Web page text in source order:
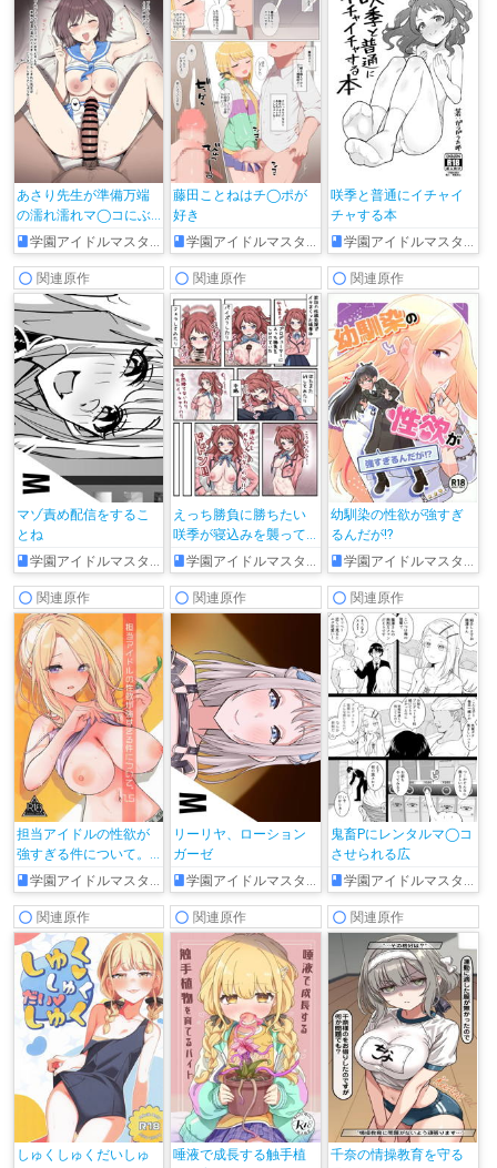
あさり先生が準備万端
の濡れ濡れマ◯コにぶ
ち込まれて絶頂しちゃ
う♡
学園アイドルマスター
藤田ことねはチ◯ポが
好き
学園アイドルマスター
咲季と普通にイチャイ
チャする本
学園アイドルマスター
関連原作
マゾ責め配信をするこ
とね
学園アイドルマスター
関連原作
えっち勝負に勝ちたい
咲季が寝込みを襲って
きて…♡
学園アイドルマスター
関連原作
幼馴染の性欲が強すぎ
るんだが!?
学園アイドルマスター
関連原作
担当アイドルの性欲が
強すぎる件について。
1.5学園アイドルマスター
関連原作
リーリヤ、ローション
ガーゼ
学園アイドルマスター
関連原作
鬼畜Pにレンタルマ◯コ
させられる広
学園アイドルマスター
関連原作
しゅくしゅくだいしゅ
関連原作
唾液で成長する触手植
関連原作
千奈の情操教育を守る